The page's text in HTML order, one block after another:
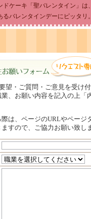
ケーキ「聖バレンタイン」は
バレンタインデーにピッタリ。
ーム（リクエスト専用）
望・ご質問・ご意見を受け付
業、お願い内容を記入の上「
は、ページのURLやページ
すので、ご協力お願い致し